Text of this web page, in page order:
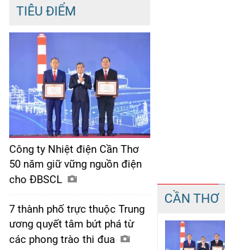
TIÊU ĐIỂM
Công ty Nhiệt điện Cần Thơ
50 năm giữ vững nguồn điện
cho ĐBSCL
7 thành phố trực thuộc Trung
ương quyết tâm bứt phá từ
các phong trào thi đua
CẦN THƠ